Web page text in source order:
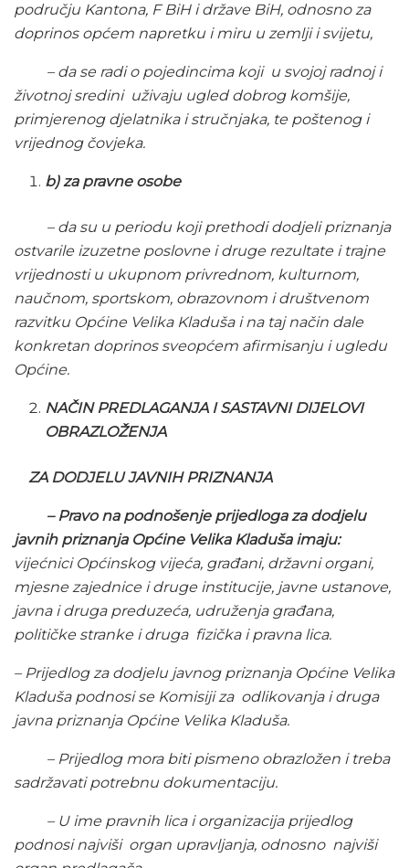
području Kantona, F BiH i države BiH, odnosno za
doprinos općem napretku i miru u zemlji i svijetu,
– da se radi o pojedincima koji u svojoj radnoj i
životnoj sredini uživaju ugled dobrog komšije,
primjerenog djelatnika i stručnjaka, te poštenog i
vrijednog čovjeka.
b) za pravne osobe
– da su u periodu koji prethodi dodjeli priznanja
ostvarile izuzetne poslovne i druge rezultate i trajne
vrijednosti u ukupnom privrednom, kulturnom,
naučnom, sportskom, obrazovnom i društvenom
razvitku Općine Velika Kladuša i na taj način dale
konkretan doprinos sveopćem afirmisanju i ugledu
Općine.
NAČIN PREDLAGANJA I SASTAVNI DIJELOVI
OBRAZLOŽENJA
ZA DODJELU JAVNIH PRIZNANJA
– Pravo na podnošenje prijedloga za dodjelu
javnih priznanja Općine Velika Kladuša imaju:
vijećnici Općinskog vijeća, građani, državni organi,
mjesne zajednice i druge institucije, javne ustanove,
javna i druga preduzeća, udruženja građana,
političke stranke i druga fizička i pravna lica.
– Prijedlog za dodjelu javnog priznanja Općine Velika
Kladuša podnosi se Komisiji za odlikovanja i druga
javna priznanja Općine Velika Kladuša.
– Prijedlog mora biti pismeno obrazložen i treba
sadržavati potrebnu dokumentaciju.
– U ime pravnih lica i organizacija prijedlog
podnosi najviši organ upravljanja, odnosno najviši